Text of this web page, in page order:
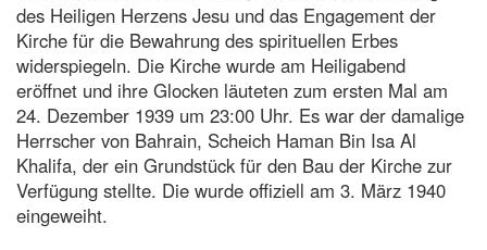
des Heiligen Herzens Jesu und das Engagement der
Kirche für die Bewahrung des spirituellen Erbes
widerspiegeln. Die Kirche wurde am Heiligabend
eröffnet und ihre Glocken läuteten zum ersten Mal am
24. Dezember 1939 um 23:00 Uhr. Es war der damalige
Herrscher von Bahrain, Scheich Haman Bin Isa Al
Khalifa, der ein Grundstück für den Bau der Kirche zur
Verfügung stellte. Die wurde offiziell am 3. März 1940
eingeweiht.